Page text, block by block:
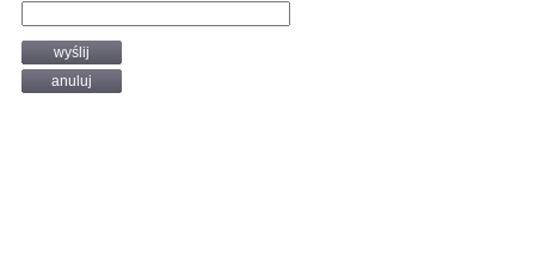
wyślij
anuluj